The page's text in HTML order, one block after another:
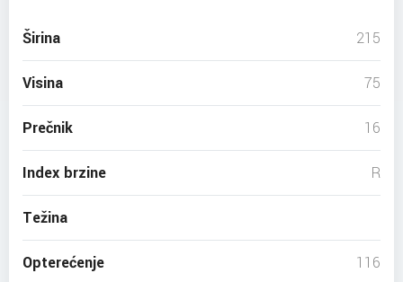
Širina 215
Visina 75
Prečnik 16
Index brzine R
Težina
Opterećenje 116